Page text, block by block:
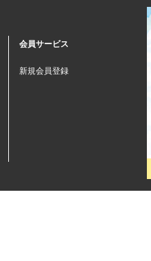
会員サービス
新規会員登録